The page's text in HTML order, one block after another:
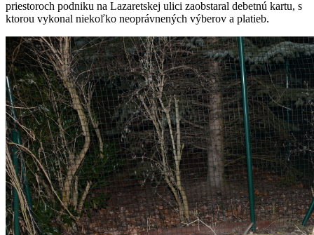
priestoroch podniku na Lazaretskej ulici zaobstaral debetnú kartu, s
ktorou vykonal niekoľko neoprávnených výberov a platieb.